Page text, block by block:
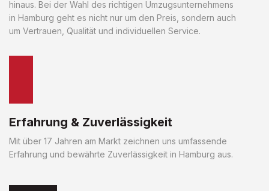
hinaus. Bei der Wahl des richtigen Umzugsunternehmens
in Hamburg geht es nicht nur um den Preis, sondern auch
um Vertrauen, Qualität und individuellen Service.
Erfahrung & Zuverlässigkeit
Mit über 17 Jahren am Markt zeichnen uns umfassende
Erfahrung und bewährte Zuverlässigkeit in Hamburg aus.